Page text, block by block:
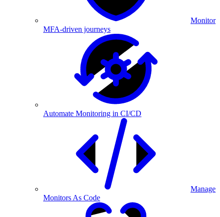
Monitor
MFA-driven journeys
Automate Monitoring in CI/CD
Manage
Monitors As Code